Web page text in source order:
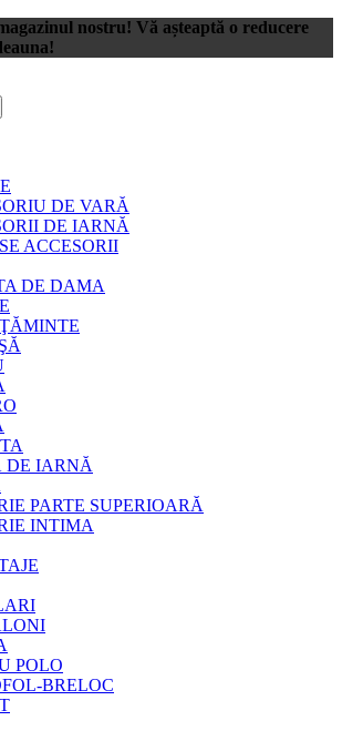
nostru! Vă așteaptă o reducere
DE VARĂ
DE IARNĂ
ACCESORII
DE DAMA
DE IARNĂ
PARTE SUPERIOARĂ
INTIMA
POLO
BRELOC